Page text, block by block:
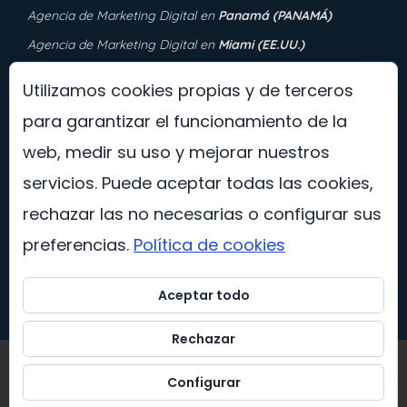
Agencia de Marketing Digital en Panamá (PANAMÁ)
Agencia de Marketing Digital enMiami (EE.UU.)
(EE.UU.)
Asisomos Agencia de Marketing Digital es una marca
de Así Somos Colombia SAS. ©2026
Utilizamos cookies propias y de terceros
para garantizar el funcionamiento de la
web, medir su uso y mejorar nuestros
servicios. Puede aceptar todas las cookies,
rechazar las no necesarias o configurar sus
preferencias. Política de cookies
Aceptar todo
Rechazar
Configurar